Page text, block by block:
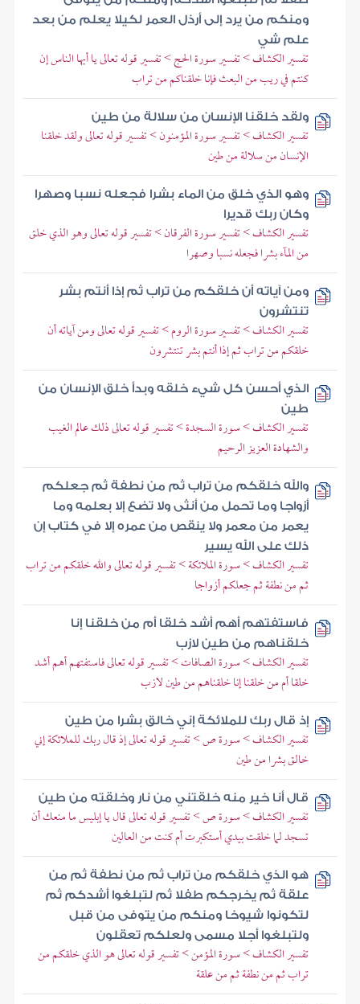
ومنكم من يرد إلى أرذل العمر لكيلا يعلم من بعد
علم شي
تفسير الكشاف > تفسير سورة الحج > تفسير قوله تعالى يا أيها الناس إن
كنتم في ريب من البعث فإنا خلقناكم من تراب
ولقد خلقنا الإنسان من سلالة من طين
تفسير الكشاف > تفسير سورة المؤمنون > تفسير قوله تعالى ولقد خلقنا
الإنسان من سلالة من طين
وهو الذي خلق من الماء بشرا فجعله نسبا وصهرا
وكان ربك قديرا
تفسير الكشاف > تفسير سورة الفرقان > تفسير قوله تعالى وهو الذي خلق
من المآء بشرا فجعله نسبا وصهرا
ومن آياته أن خلقكم من تراب ثم إذا أنتم بشر
تنتشرون
تفسير الكشاف > تفسير سورة الروم > تفسير قوله تعالى ومن آياته أن
خلقكم من تراب ثم إذا أنتم بشر تنتشرون
الذي أحسن كل شيء خلقه وبدأ خلق الإنسان من
طين
تفسير الكشاف > سورة السجدة > تفسير قوله تعالى ذلك عالم الغيب
والشهادة العزيز الرحيم
والله خلقكم من تراب ثم من نطفة ثم جعلكم
أزواجا وما تحمل من أنثى ولا تضع إلا بعلمه وما
يعمر من معمر ولا ينقص من عمره إلا في كتاب إن
ذلك على الله يسير
تفسير الكشاف > سورة الملائكة > تفسير قوله تعالى والله خلقكم من تراب
ثم من نطفة ثم جعلكم أزواجا
فاستفتهم أهم أشد خلقا أم من خلقنا إنا
خلقناهم من طين لازب
تفسير الكشاف > سورة الصافات > تفسير قوله تعالى فاستفتهم أهم أشد
خلقا أم من خلقنا إنا خلقناهم من طين لازب
إذ قال ربك للملائكة إني خالق بشرا من طين
تفسير الكشاف > سورة ص > تفسير قوله تعالى إذ قال ربك للملائكة إني
خالق بشرا من طين
قال أنا خير منه خلقتني من نار وخلقته من طين
تفسير الكشاف > سورة ص > تفسير قوله تعالى قال يا إبليس ما منعك أن
تسجد لما خلقت بيدي أستكبرت أم كنت من العالين
هو الذي خلقكم من تراب ثم من نطفة ثم من
علقة ثم يخرجكم طفلا ثم لتبلغوا أشدكم ثم
لتكونوا شيوخا ومنكم من يتوفى من قبل
ولتبلغوا أجلا مسمى ولعلكم تعقلون
تفسير الكشاف > سورة المؤمن > تفسير قوله تعالى هو الذي خلقكم من
تراب ثم من نطفة ثم من علقة